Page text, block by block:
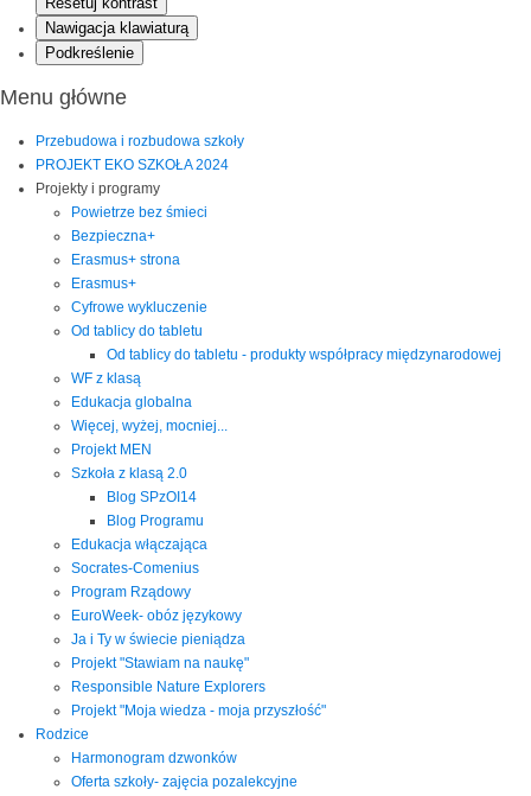
Nawigacja klawiaturą
Podkreślenie
Menu główne
Przebudowa i rozbudowa szkoły
PROJEKT EKO SZKOŁA 2024
Projekty i programy
Powietrze bez śmieci
Bezpieczna+
Erasmus+ strona
Erasmus+
Cyfrowe wykluczenie
Od tablicy do tabletu
Od tablicy do tabletu - produkty współpracy międzynarodowej
WF z klasą
Edukacja globalna
Więcej, wyżej, mocniej...
Projekt MEN
Szkoła z klasą 2.0
Blog SPzOI14
Blog Programu
Edukacja włączająca
Socrates-Comenius
Program Rządowy
EuroWeek- obóz językowy
Ja i Ty w świecie pieniądza
Projekt "Stawiam na naukę"
Responsible Nature Explorers
Projekt "Moja wiedza - moja przyszłość"
Rodzice
Harmonogram dzwonków
Oferta szkoły- zajęcia pozalekcyjne